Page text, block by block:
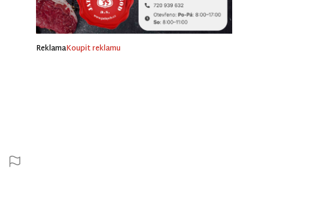
ReklamaKoupit reklamu